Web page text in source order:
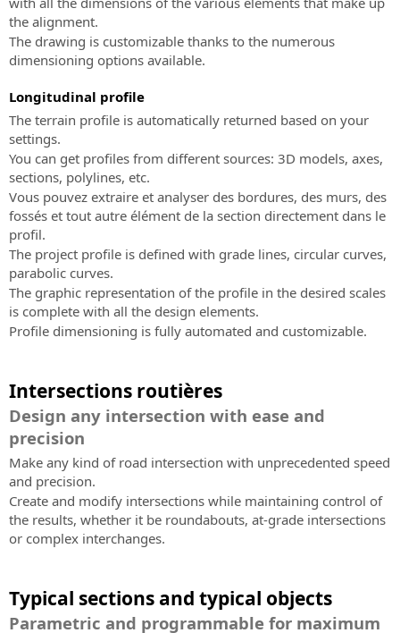
the alignment.
The drawing is customizable thanks to the numerous
dimensioning options available.
Longitudinal profile
The terrain profile is automatically returned based on your
settings.
You can get profiles from different sources: 3D models, axes,
sections, polylines, etc.
Vous pouvez extraire et analyser des bordures, des murs, des
fossés et tout autre élément de la section directement dans le
profil.
The project profile is defined with grade lines, circular curves,
parabolic curves.
The graphic representation of the profile in the desired scales
is complete with all the design elements.
Profile dimensioning is fully automated and customizable.
Intersections routières
Design any intersection with ease and
precision
Make any kind of road intersection with unprecedented speed
and precision.
Create and modify intersections while maintaining control of
the results, whether it be roundabouts, at-grade intersections
or complex interchanges.
Typical sections and typical objects
Parametric and programmable for maximum